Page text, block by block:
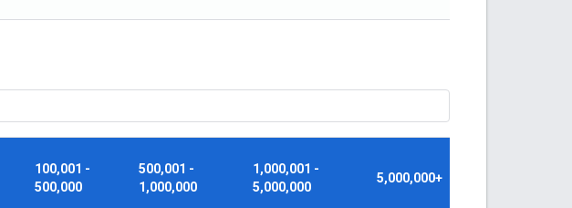
100,001 -
500,000
500,001 -
1,000,000
1,000,001 -
5,000,000
5,000,000+